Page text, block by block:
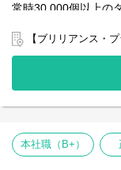
全”予約制で、1組に
・電話、メール、チ
定期的に社内MTG機
にとって
り、ブランド認知を
り、店舗運営に留ま
常時30,000個以上の
憶に残していただけ
ではなく心から寄り
で着席しながらの接
力的にも安心して働
＜会社・ブランドに
「BRILLIANCE＋（
です。
【ブリリアンス・
本社職（B+）